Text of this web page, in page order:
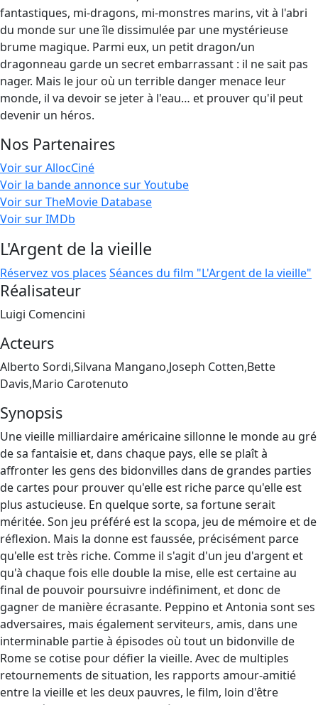
fantastiques, mi-dragons, mi-monstres marins, vit à l'abri
du monde sur une île dissimulée par une mystérieuse
brume magique. Parmi eux, un petit dragon/un
dragonneau garde un secret embarrassant : il ne sait pas
nager. Mais le jour où un terrible danger menace leur
monde, il va devoir se jeter à l'eau… et prouver qu'il peut
devenir un héros.
Nos Partenaires
Voir sur AllocCiné
Voir la bande annonce sur Youtube
Voir sur TheMovie Database
Voir sur IMDb
L'Argent de la vieille
Réservez vos places Séances du film "L'Argent de la vieille"
Réalisateur
Luigi Comencini
Acteurs
Alberto Sordi,Silvana Mangano,Joseph Cotten,Bette
Davis,Mario Carotenuto
Synopsis
Une vieille milliardaire américaine sillonne le monde au gré
de sa fantaisie et, dans chaque pays, elle se plaît à
affronter les gens des bidonvilles dans de grandes parties
de cartes pour prouver qu'elle est riche parce qu'elle est
plus astucieuse. En quelque sorte, sa fortune serait
méritée. Son jeu préféré est la scopa, jeu de mémoire et de
réflexion. Mais la donne est faussée, précisément parce
qu'elle est très riche. Comme il s'agit d'un jeu d'argent et
qu'à chaque fois elle double la mise, elle est certaine au
final de pouvoir poursuivre indéfiniment, et donc de
gagner de manière écrasante. Peppino et Antonia sont ses
adversaires, mais également serviteurs, amis, dans une
interminable partie à épisodes où tout un bidonville de
Rome se cotise pour défier la vieille. Avec de multiples
retournements de situation, les rapports amour-amitié
entre la vieille et les deux pauvres, le film, loin d'être